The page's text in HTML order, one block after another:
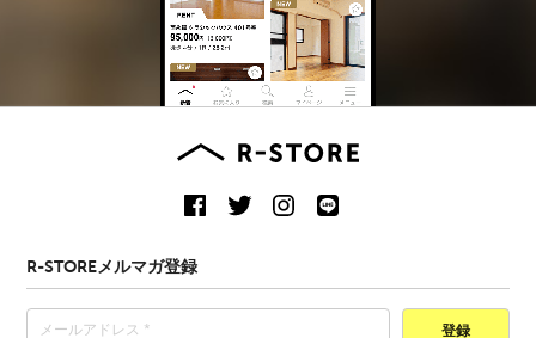
R-STOREメルマガ登録
登録